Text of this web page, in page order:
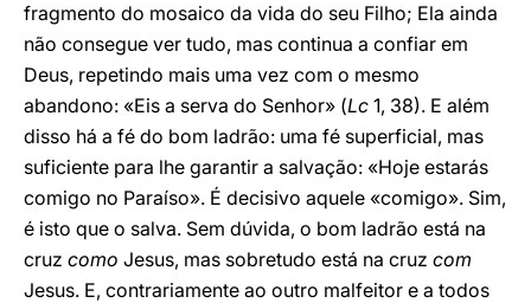
fragmento do mosaico da vida do seu Filho; Ela ainda
não consegue ver tudo, mas continua a confiar em
Deus, repetindo mais uma vez com o mesmo
abandono: «Eis a serva do Senhor» (Lc 1, 38). E além
disso há a fé do bom ladrão: uma fé superficial, mas
suficiente para lhe garantir a salvação: «Hoje estarás
comigo no Paraíso». É decisivo aquele «comigo». Sim,
é isto que o salva. Sem dúvida, o bom ladrão está na
cruz como Jesus, mas sobretudo está na cruz com
Jesus. E, contrariamente ao outro malfeitor e a todos